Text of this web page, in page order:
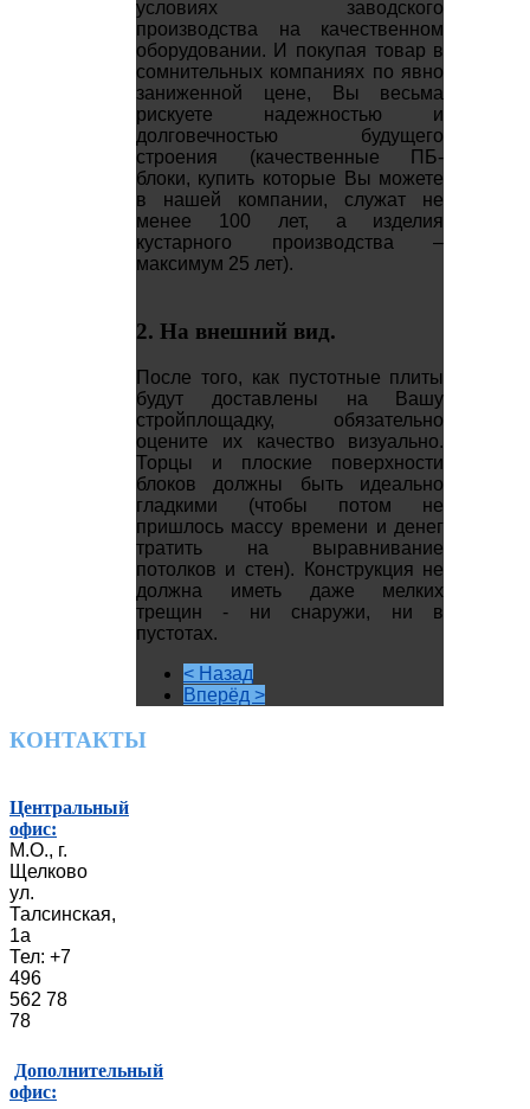
условиях заводского
производства на качественном
оборудовании. И покупая товар в
сомнительных компаниях по явно
заниженной цене, Вы весьма
рискуете надежностью и
долговечностью будущего
строения (качественные ПБ-
блоки, купить которые Вы можете
в нашей компании, служат не
менее 100 лет, а изделия
кустарного производства –
максимум 25 лет).
2. На внешний вид.
После того, как пустотные плиты
будут доставлены на Вашу
стройплощадку, обязательно
оцените их качество визуально.
Торцы и плоские поверхности
блоков должны быть идеально
гладкими (чтобы потом не
пришлось массу времени и денег
тратить на выравнивание
потолков и стен). Конструкция не
должна иметь даже мелких
трещин - ни снаружи, ни в
пустотах.
< Назад
Вперёд >
КОНТАКТЫ
Центральный
офис:
М.О., г.
Щелково
ул.
Талсинская,
1а
Тел: +7
496
562 78
78
Дополнительный
офис: